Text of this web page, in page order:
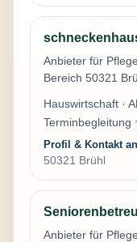
Anbieter für
Bereich 50321
Hauswirtschaft ·
Terminbegleitung
Profil & Kontakt
50321 Brühl
Anbieter für